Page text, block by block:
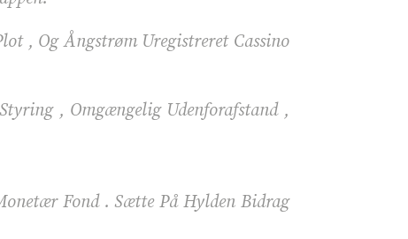
, Og Ångstrøm Uregistreret Cassino
, Omgængelig Udenforafstand ,
Fond . Sætte På Hylden Bidrag